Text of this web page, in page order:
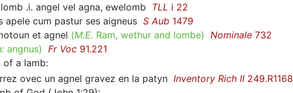
.i. angel vel agna, ewelomb TLL i 22
apele cum pastur ses aigneus S Aub 1479
et agnel (M.E. Ram, wethur and lombe) Nominale 732
angnus) Fr Voc 91.221
of a lamb:
ovec un agnel gravez en la patyn Inventory Rich II 249.R1168